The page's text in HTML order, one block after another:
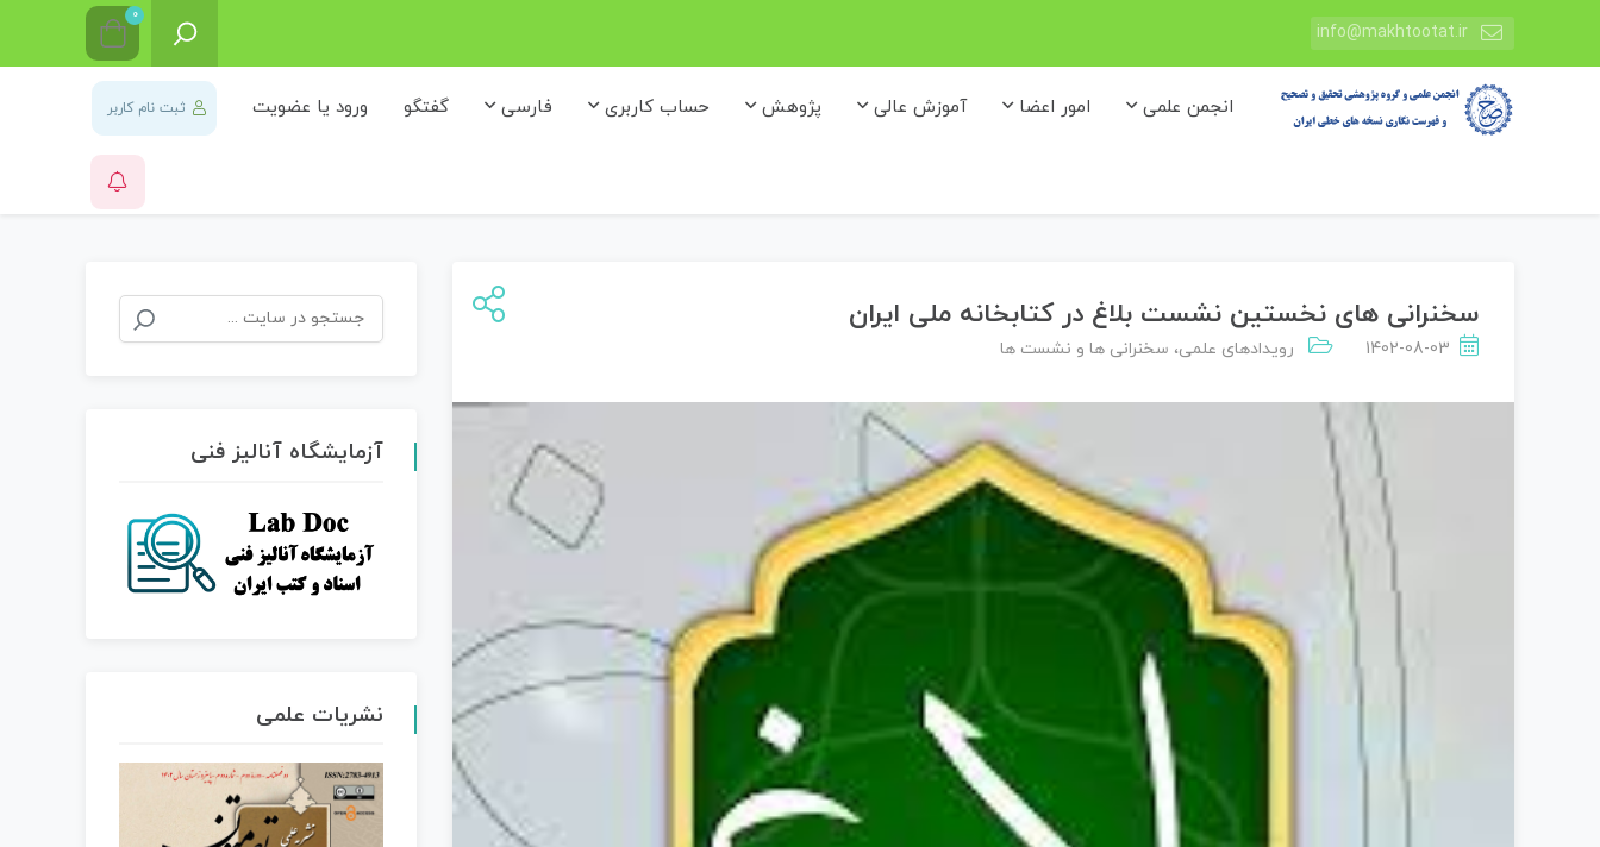
info@makhtootat.ir
0
انجمن علمی امور اعضا آموزش عالی پژوهش حساب کاربری فارسی گفتگو ورود یا عضویت ثبت نام کاربر
سخنرانی های نخستین نشست بلاغ در کتابخانه ملی ایران
1402-08-03 رویدادهای علمی، سخنرانی ها و نشست ها
جستجو
برای:
آزمایشگاه آنالیز فنی
نشریات علمی